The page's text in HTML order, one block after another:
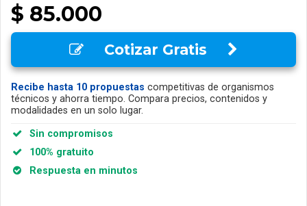
$ 85.000
Cotizar Gratis
Recibe hasta 10 propuestas competitivas de organismos
técnicos y ahorra tiempo. Compara precios, contenidos y
modalidades en un solo lugar.
Sin compromisos
100% gratuito
Respuesta en minutos